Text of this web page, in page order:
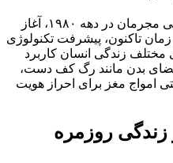
استفاده از اثر انگشت برای شناسایی مجرمان در دهه ۱۹۸۰، آغاز
تاکنون، پیشرفت تکنولوژی
زندگی انسان کاربرد
بدن مانند رگ کف دست،
امواج مغز برای احراز هویت
زندگی روزمره